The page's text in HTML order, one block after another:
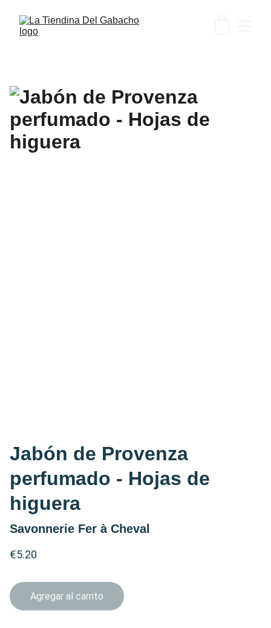
Jabón de Provenza
perfumado - Hojas de
higuera
Savonnerie Fer à Cheval
€5.20
Agregar al carrito